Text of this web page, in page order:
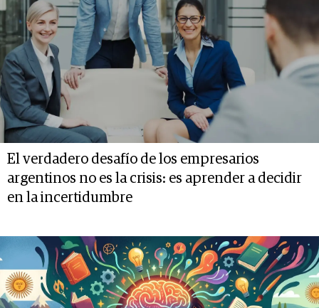
El verdadero desafío de los empresarios
argentinos no es la crisis: es aprender a decidir
en la incertidumbre